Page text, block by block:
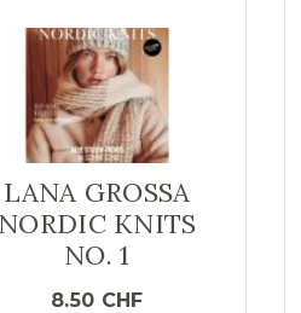
LANA GROSSA
NORDIC KNITS
NO. 1
8.50 CHF